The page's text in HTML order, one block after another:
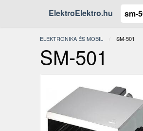
ElektroElektro.hu
ELEKTRONIKA ÉS MOBIL JELENLEGI:
SM-501
SM-501